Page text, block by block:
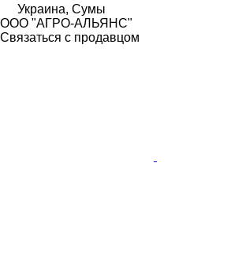
Украина, Сумы
ООО "АГРО-АЛЬЯНС"
Связаться с продавцом